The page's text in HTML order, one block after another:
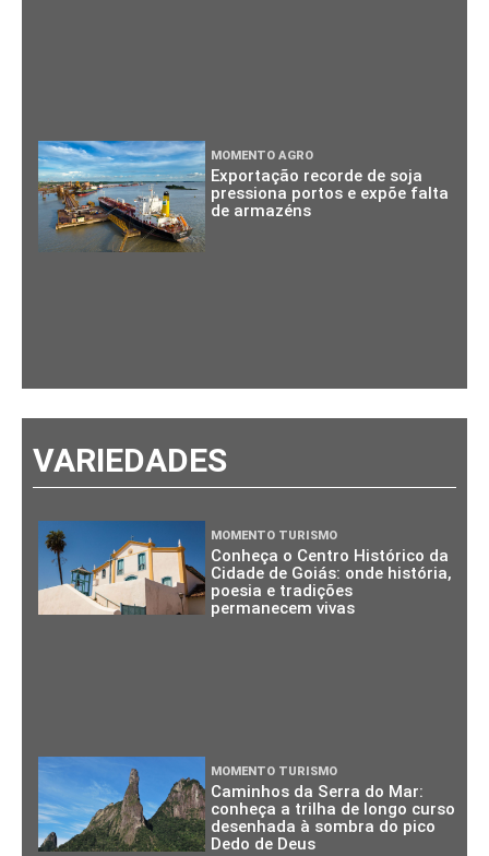
MOMENTO AGRO
Exportação recorde de soja
pressiona portos e expõe falta
de armazéns
VARIEDADES
MOMENTO TURISMO
Conheça o Centro Histórico da
Cidade de Goiás: onde história,
poesia e tradições
permanecem vivas
MOMENTO TURISMO
Caminhos da Serra do Mar:
conheça a trilha de longo curso
desenhada à sombra do pico
Dedo de Deus